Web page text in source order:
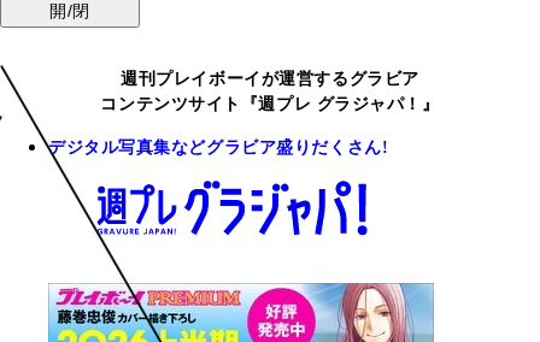
開/閉
週刊プレイボーイが運営するグラビア
コンテンツサイト『週プレ グラジャパ！』
デジタル写真集などグラビア盛りだくさん!